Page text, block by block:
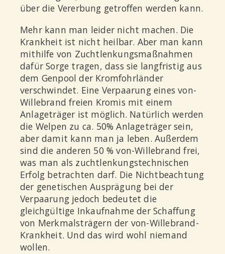
über die Vererbung getroffen werden kann.
Mehr kann man leider nicht machen. Die
Krankheit ist nicht heilbar. Aber man kann
mithilfe von Zuchtlenkungsmaßnahmen
dafür Sorge tragen, dass sie langfristig aus
dem Genpool der Kromfohrländer
verschwindet. Eine Verpaarung eines von-
Willebrand freien Kromis mit einem
Anlageträger ist möglich. Natürlich werden
die Welpen zu ca. 50% Anlageträger sein,
aber damit kann man ja leben. Außerdem
sind die anderen 50 % von-Willebrand frei,
was man als zuchtlenkungstechnischen
Erfolg betrachten darf. Die Nichtbeachtung
der genetischen Ausprägung bei der
Verpaarung jedoch bedeutet die
gleichgültige Inkaufnahme der Schaffung
von Merkmalsträgern der von-Willebrand-
Krankheit. Und das wird wohl niemand
wollen.